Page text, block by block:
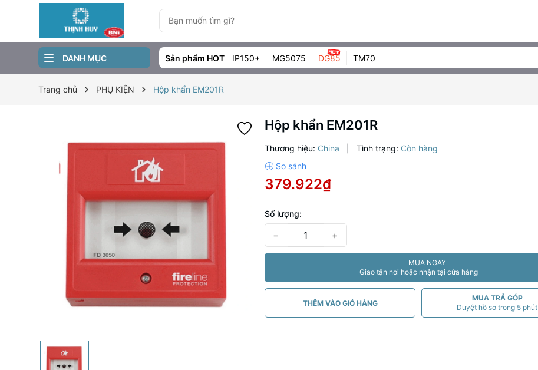
DANH MỤC Sản phẩm HOT IP150+ MG5075 DG85 TM70
Trang chủ PHỤ KIỆN Hộp khẩn EM201R
Hộp khẩn EM201R
Thương hiệu: China Tình trạng: Còn hàng
379.922₫
Số lượng:
− +
MUA NGAY
Giao tận nơi hoặc nhận tại cửa hàng
THÊM VÀO GIỎ HÀNG
MUA TRẢ GÓP
Duyệt hồ sơ trong 5 phút